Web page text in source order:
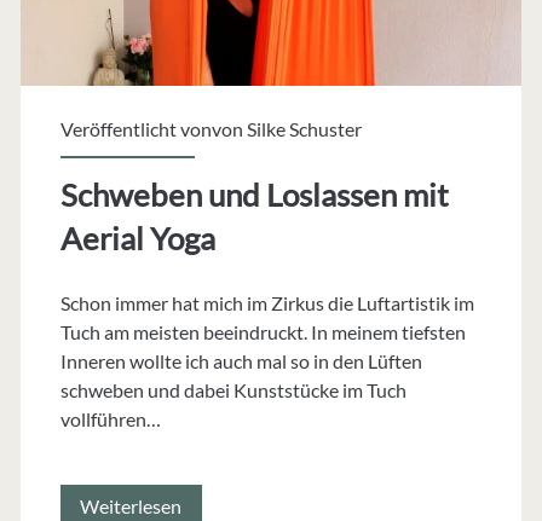
Veröffentlicht vonvon Silke Schuster
Schweben und Loslassen mit
Aerial Yoga
Schon immer hat mich im Zirkus die Luftartistik im
Tuch am meisten beeindruckt. In meinem tiefsten
Inneren wollte ich auch mal so in den Lüften
schweben und dabei Kunststücke im Tuch
vollführen…
Weiterlesen